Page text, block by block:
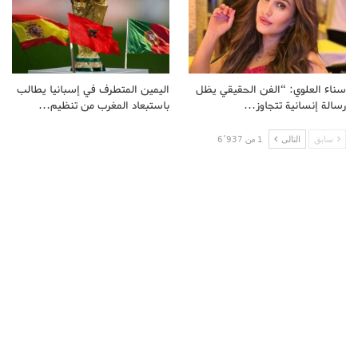
سناء العلوي: “الفن الحقيقي يظل
رسالة إنسانية تتجاوز…
اليمين المتطرف في إسبانيا يطالب
باستبعاد المغرب من تنظيم…
سابق التالى 1 من 6٬937